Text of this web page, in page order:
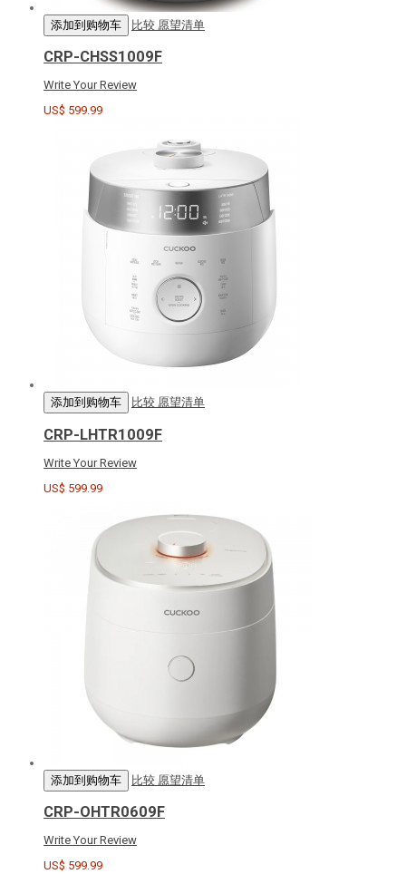
添加到购物车 比较 愿望清单
CRP-CHSS1009F
Write Your Review
US$ 599.99
添加到购物车 比较 愿望清单
CRP-LHTR1009F
Write Your Review
US$ 599.99
添加到购物车 比较 愿望清单
CRP-OHTR0609F
Write Your Review
US$ 599.99